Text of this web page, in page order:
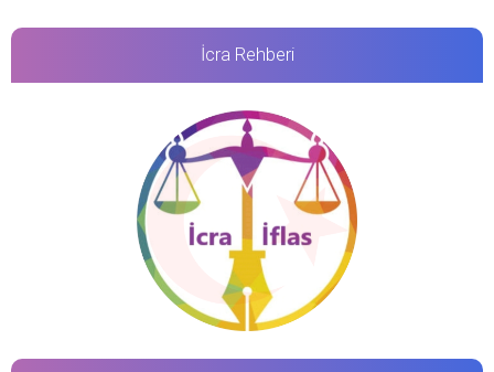
İcra Rehberi